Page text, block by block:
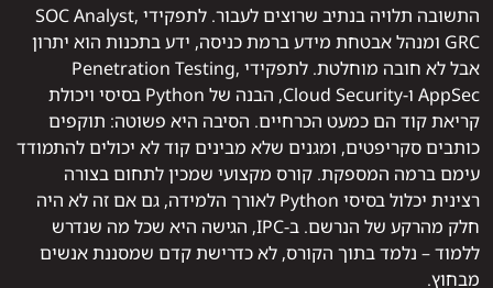
התשובה תלויה בנתיב שרוצים לעבור. לתפקידי SOC Analyst,
GRC ומנהל אבטחת מידע ברמת כניסה, ידע בתכנות הוא יתרון
אבל לא חובה מוחלטת. לתפקידי Penetration Testing,
AppSec ו-Cloud Security, הבנה של Python בסיסי ויכולת
קריאת קוד הם כמעט הכרחיים. הסיבה היא פשוטה: תוקפים
כותבים סקריפטים, ומגנים שלא מבינים קוד לא יכולים להתמודד
עימם ברמה המספקת. קורס מקצועי שמכין לתחום בצורה
רצינית יכלול בסיסי Python לאורך הלמידה, גם אם זה לא היה
חלק מהרקע של הנרשם. ב-IPC, הגישה היא שכל מה שנדרש
ללמוד – נלמד בתוך הקורס, לא כדרישת קדם שמסננת אנשים
מבחוץ.